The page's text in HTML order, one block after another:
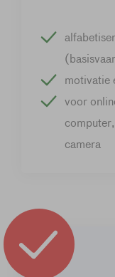
motivatie
voor
camera